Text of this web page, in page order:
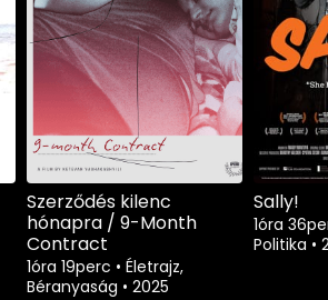
Szerződés kilenc
hónapra / 9-Month
Contract
1óra 19perc • Életrajz,
Béranyaság • 2025
Sally!
1óra
Politika •